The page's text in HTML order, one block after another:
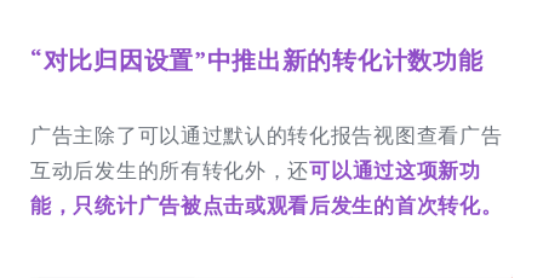
“对比归因设置”中推出新的转化计数功能
广告主除了可以通过默认的转化报告视图查看广告
互动后发生的所有转化外，还可以通过这项新功
能，只统计广告被点击或观看后发生的首次转化。